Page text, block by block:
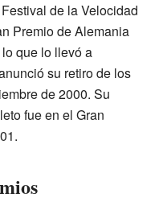
de la Velocidad
Premio de Alemania
que lo llevó a
su retiro de los
de 2000. Su
fue en el Gran